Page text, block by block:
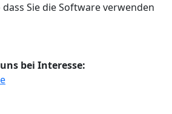
Sie die Software verwenden
bei Interesse: